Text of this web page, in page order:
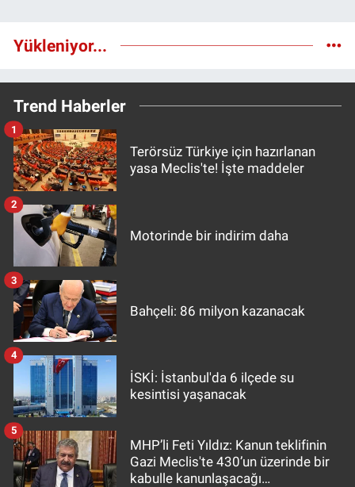
Yükleniyor...
Trend Haberler
Terörsüz Türkiye için hazırlanan
yasa Meclis'te! İşte maddeler
1
Motorinde bir indirim daha
2
Bahçeli: 86 milyon kazanacak
3
İSKİ: İstanbul'da 6 ilçede su
kesintisi yaşanacak
4
MHP’li Feti Yıldız: Kanun teklifinin
Gazi Meclis'te 430’un üzerinde bir
kabulle kanunlaşacağı
5